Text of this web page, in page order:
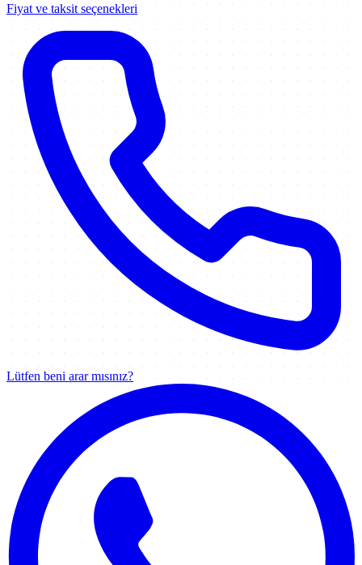
Fiyat ve taksit seçenekleri
Lütfen beni arar mısınız?